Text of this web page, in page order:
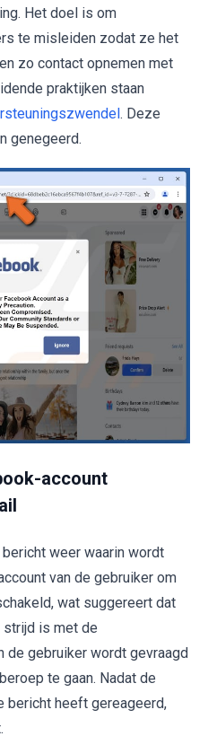
Het doel is om
te misleiden zodat ze het
zo contact opnemen met
praktijken staan
. Deze
genegeerd.
account
weer waarin wordt
van de gebruiker om
wat suggereert dat
is met de
de gebruiker wordt gevraagd
te gaan. Nadat de
bericht heeft gereageerd,